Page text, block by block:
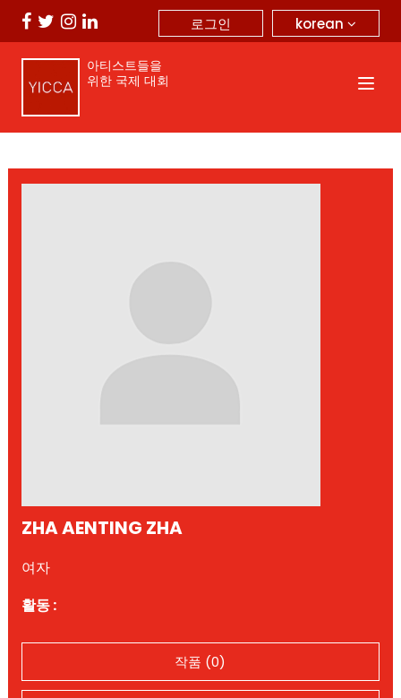
korean
로그인
아티스트들을
위한 국제 대회
ZHA AENTING ZHA
여자
활동 :
작품 (0)